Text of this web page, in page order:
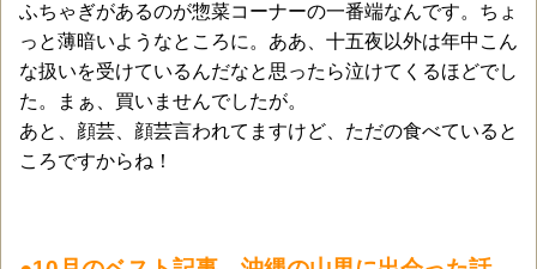
ふちゃぎがあるのが惣菜コーナーの一番端なんです。ちょ
っと薄暗いようなところに。ああ、十五夜以外は年中こん
な扱いを受けているんだなと思ったら泣けてくるほどでし
た。まぁ、買いませんでしたが。
あと、顔芸、顔芸言われてますけど、ただの食べていると
ころですからね！